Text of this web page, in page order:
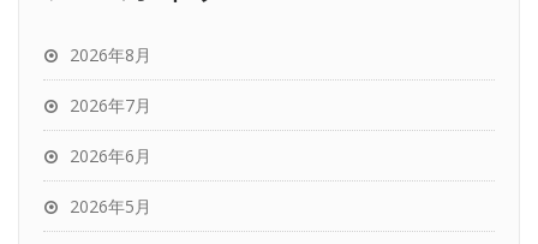
2026年8月
2026年7月
2026年6月
2026年5月